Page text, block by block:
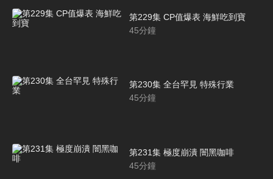
第229集 CP值爆表 海鮮吃到寶
45分鐘
第230集 全台罕見 特殊行業
45分鐘
第231集 極度崩潰 闇黑咖啡
45分鐘